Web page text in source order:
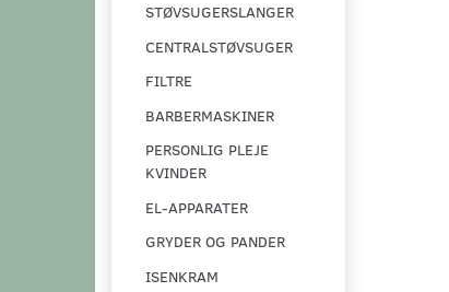
STØVSUGERSLANGER
CENTRALSTØVSUGER
FILTRE
BARBERMASKINER
PERSONLIG PLEJE
KVINDER
EL-APPARATER
GRYDER OG PANDER
ISENKRAM